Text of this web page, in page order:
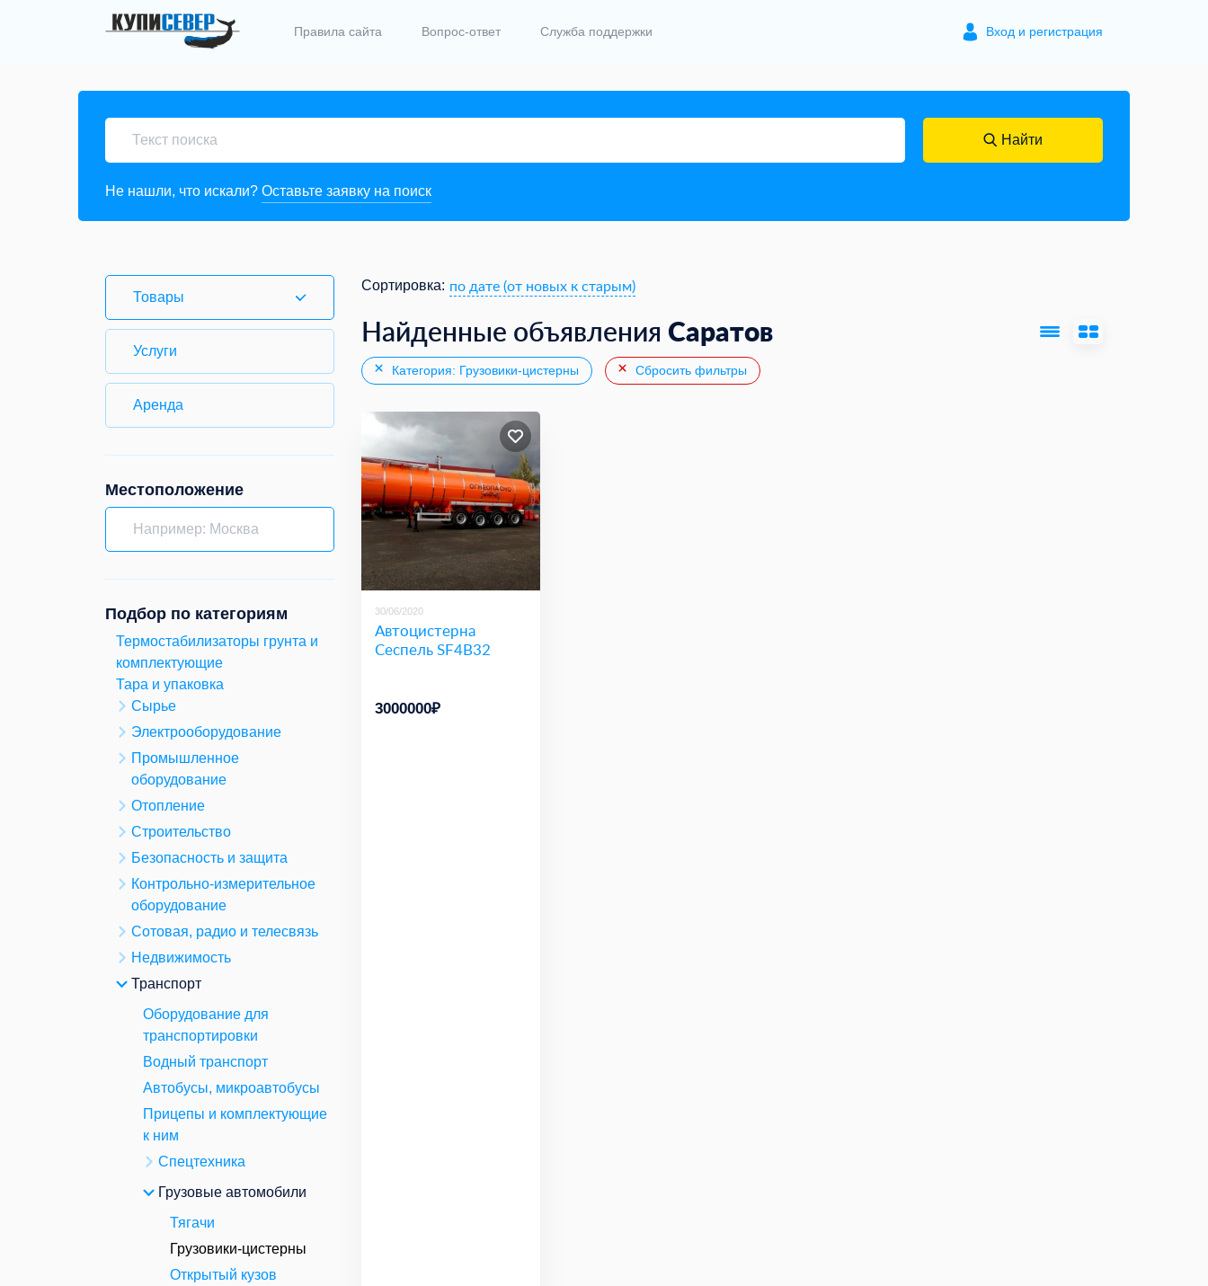
Правила сайта Вопрос-ответ Служба поддержки Вход и регистрация
Найти
Не нашли, что искали? Оставьте заявку на поиск
Товары
Услуги
Аренда
Местоположение
Подбор по категориям
Термостабилизаторы грунта и
комплектующие
Тара и упаковка
Сырье
Электрооборудование
Промышленное
оборудование
Отопление
Строительство
Безопасность и защита
Контрольно-измерительное
оборудование
Сотовая, радио и телесвязь
Недвижимость
Транспорт
Оборудование для
транспортировки
Водный транспорт
Автобусы, микроавтобусы
Прицепы и комплектующие
к ним
Спецтехника
Грузовые автомобили
Тягачи
Грузовики-цистерны
Открытый кузов
Сортировка: по дате (от новых к старым)
Найденные объявления Саратов
Категория: Грузовики-цистерны Сбросить фильтры
30/06/2020
Автоцистерна
Сеспель SF4B32
3000000₽